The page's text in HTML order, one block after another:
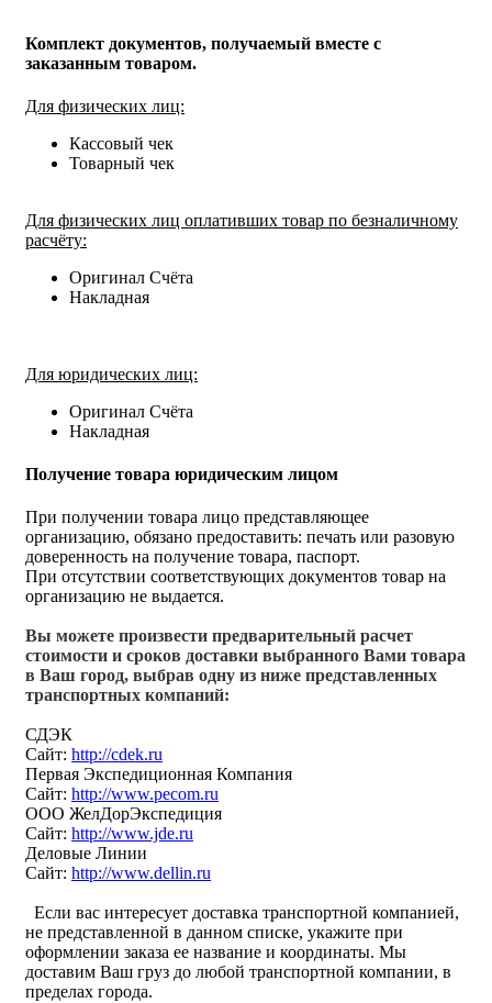
Комплект документов, получаемый вместе с
заказанным товаром.
Для физических лиц:
Кассовый чек
Товарный чек
Для физических лиц оплативших товар по безналичному
расчёту:
Оригинал Счёта
Накладная
Для юридических лиц:
Оригинал Счёта
Накладная
Получение товара юридическим лицом
При получении товара лицо представляющее
организацию, обязано предоставить: печать или разовую
доверенность на получение товара, паспорт.
При отсутствии соответствующих документов товар на
организацию не выдается.
Вы можете произвести предварительный расчет
стоимости и сроков доставки выбранного Вами товара
в Ваш город, выбрав одну из ниже представленных
транспортных компаний:
СДЭК
Сайт: http://cdek.ru
Первая Экспедиционная Компания
Сайт: http://www.pecom.ru
ООО ЖелДорЭкспедиция
Сайт: http://www.jde.ru
Деловые Линии
Сайт: http://www.dellin.ru
Если вас интересует доставка транспортной компанией,
не представленной в данном списке, укажите при
оформлении заказа ее название и координаты. Мы
доставим Ваш груз до любой транспортной компании, в
пределах города.